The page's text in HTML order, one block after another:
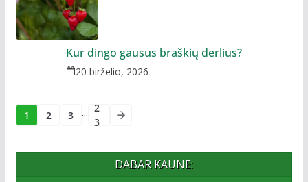
Kur dingo gausus braškių derlius?
20 birželio, 2026
1 2 3 ... 2
3
DABAR KAUNE: